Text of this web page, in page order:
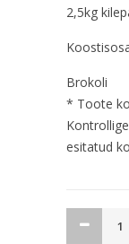
2,5kg
Brokoli
* Toote
esitatud